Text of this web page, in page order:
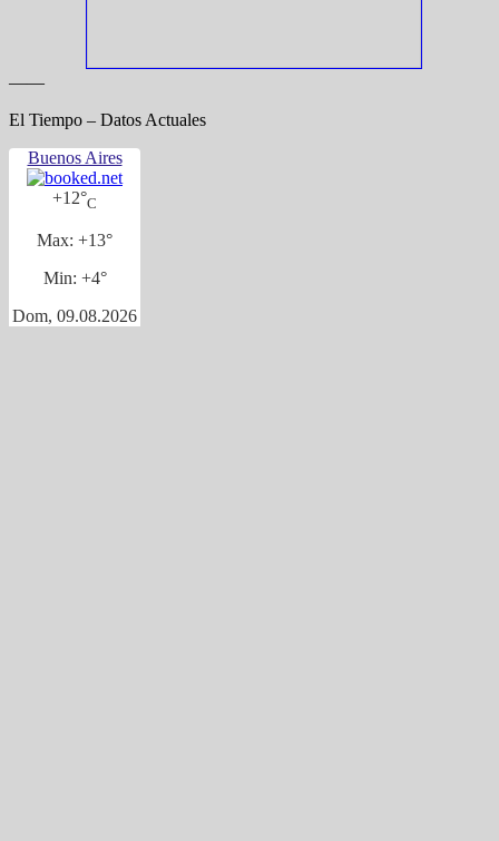
——
El Tiempo – Datos Actuales
Buenos Aires
+12°C
Max: +13°
Min: +4°
Dom, 09.08.2026